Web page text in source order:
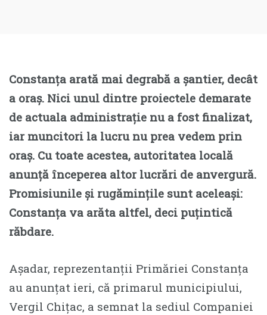
Constanța arată mai degrabă a șantier, decât
a oraș. Nici unul dintre proiectele demarate
de actuala administrație nu a fost finalizat,
iar muncitori la lucru nu prea vedem prin
oraș. Cu toate acestea, autoritatea locală
anunță începerea altor lucrări de anvergură.
Promisiunile și rugămințile sunt aceleași:
Constanța va arăta altfel, deci puțintică
răbdare.
Așadar, reprezentanții Primăriei Constanța
au anunțat ieri, că primarul municipiului,
Vergil Chițac, a semnat la sediul Companiei